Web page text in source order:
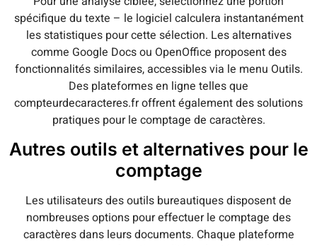
spécifique du texte – le logiciel calculera instantanément
les statistiques pour cette sélection. Les alternatives
comme Google Docs ou OpenOffice proposent des
fonctionnalités similaires, accessibles via le menu Outils.
Des plateformes en ligne telles que
compteurdecaracteres.fr offrent également des solutions
pratiques pour le comptage de caractères.
Autres outils et alternatives pour le
comptage
Les utilisateurs des outils bureautiques disposent de
nombreuses options pour effectuer le comptage des
caractères dans leurs documents. Chaque plateforme